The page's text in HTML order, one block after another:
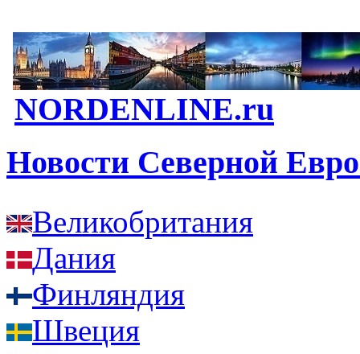
NORDENLINE.ru
Новости Северной
Великобритания
Дания
Финляндия
Швеция